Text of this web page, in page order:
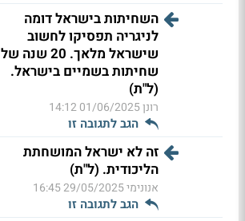
השחיתות בישראל דומה
לניגריה תפסיקו לחשוב
שישראל מלאך. 20 שנה של
שחיתות בשמיים בישראל.
(ל"ת)
רונן01/06/2025 14:12
הגב לתגובה זו
זה לא ישראל המושחתת
הליכודית. (ל"ת)
אנונימי29/05/2025 16:45
הגב לתגובה זו